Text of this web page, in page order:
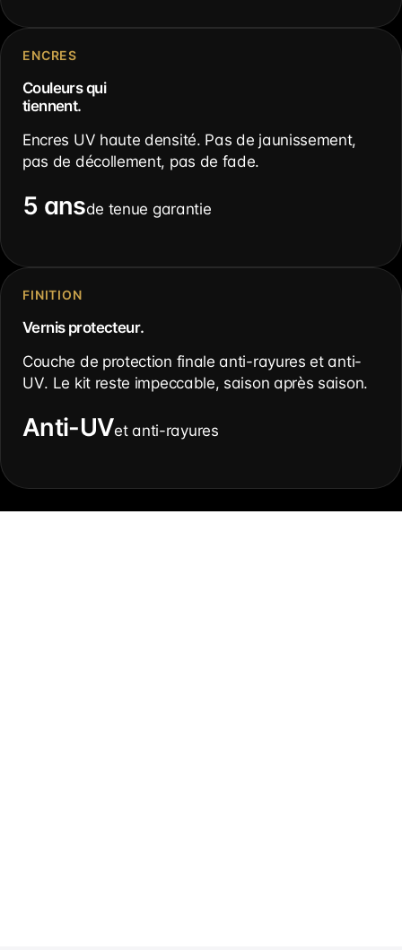
ENCRES
Couleurs qui
tiennent.
Encres UV haute densité. Pas de jaunissement,
pas de décollement, pas de fade.
5 ansde tenue garantie
FINITION
Vernis protecteur.
Couche de protection finale anti-rayures et anti-
UV. Le kit reste impeccable, saison après saison.
Anti-UVet anti-rayures